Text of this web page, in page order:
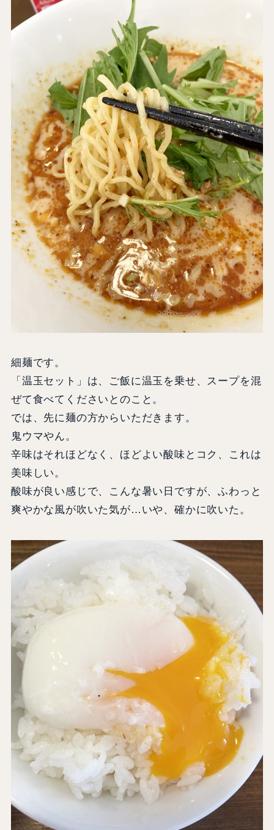
細麺です。
「温玉セット」は、ご飯に温玉を乗せ、スープを混
ぜて食べてくださいとのこと。
では、先に麺の方からいただきます。
鬼ウマやん。
辛味はそれほどなく、ほどよい酸味とコク、これは
美味しい。
酸味が良い感じで、こんな暑い日ですが、ふわっと
爽やかな風が吹いた気が…いや、確かに吹いた。